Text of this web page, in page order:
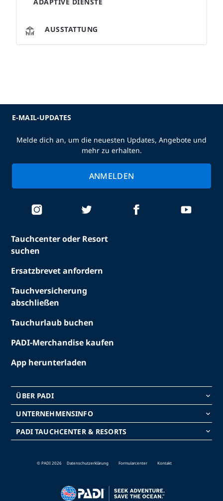
AUSSTATTUNG
Tauchcenter oder Resort
suchen
Ersatzbrevet anfordern
Tauchversicherung
abschließen
Tauchurlaub buchen
PADI-Merchandise kaufen
App herunterladen
ÜBER PADI keyboard_arrow_down
UNTERNEHMENSINFO keyboard_arrow_down
PADI TAUCHCENTER & RESORTS keyboard_arrow_down
E-MAIL-UPDATES
Melde dich an, um die neuesten Updates, Angebote und
mehr zu erhalten.
ANMELDEN
© PADI 2026 Datenschutzerklärung Formularcenter Kontakt